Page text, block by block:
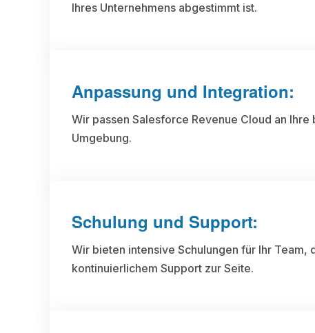
Ihres Unternehmens abgestimmt ist.
Anpassung und Integration:
Wir passen Salesforce Revenue Cloud an
Umgebung.
Schulung und Support:
Wir bieten intensive Schulungen für Ihr Team,
kontinuierlichem Support zur Seite.